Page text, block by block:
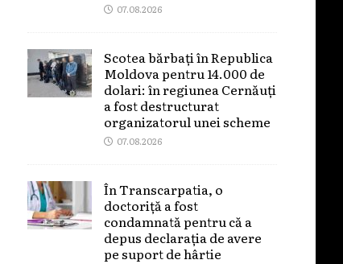
07.08.2026
Scotea bărbați în Republica
Moldova pentru 14.000 de
dolari: în regiunea Cernăuți
a fost destructurat
organizatorul unei scheme
07.08.2026
În Transcarpatia, o
doctoriță a fost
condamnată pentru că a
depus declarația de avere
pe suport de hârtie